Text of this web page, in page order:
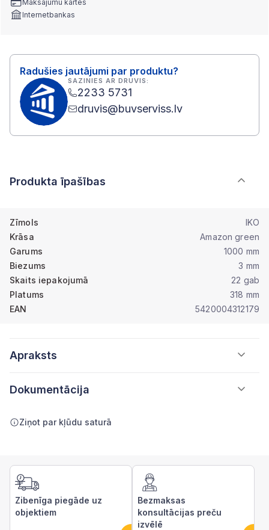
Maksājumu kartes
Internetbankas
Radušies jautājumi par produktu?
SAZINIES AR DRUVIS:
2233 5731
druvis@buvserviss.lv
Produkta īpašības
Zīmols
IKO
Krāsa
Amazon green
Garums
1000 mm
Biezums
3 mm
Skaits iepakojumā
22 gab
Platums
318 mm
EAN
5420004312179
Apraksts
Dokumentācija
Ziņot par kļūdu saturā
Zibenīga piegāde uz
objektiem
Bezmaksas
konsultācijas preču
izvēlē